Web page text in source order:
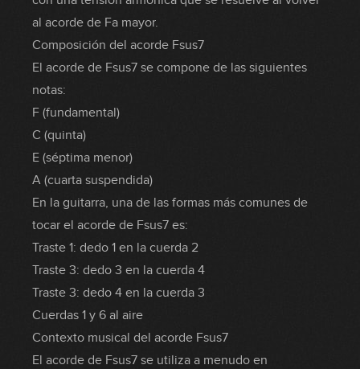
al acorde de Fa mayor.
Composición del acorde Fsus7
El acorde de Fsus7 se compone de las siguientes
notas:
F (fundamental)
C (quinta)
E (séptima menor)
A (cuarta suspendida)
En la guitarra, una de las formas más comunes de
tocar el acorde de Fsus7 es:
Traste 1: dedo 1 en la cuerda 2
Traste 3: dedo 3 en la cuerda 4
Traste 3: dedo 4 en la cuerda 3
Cuerdas 1 y 6 al aire
Contexto musical del acorde Fsus7
El acorde de Fsus7 se utiliza a menudo en